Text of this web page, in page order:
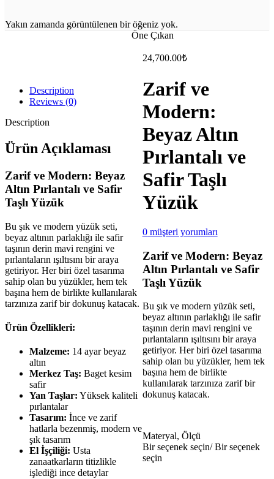
Yakın zamanda görüntülenen bir öğeniz yok.
Öne Çıkan
24,700.00₺
Zarif ve
Modern:
Beyaz Altın
Pırlantalı ve
Safir Taşlı
Yüzük
0müşteri yorumları
Zarif ve Modern: Beyaz
Altın Pırlantalı ve Safir
Taşlı Yüzük
Bu şık ve modern yüzük seti,
beyaz altının parlaklığı ile safir
taşının derin mavi rengini ve
pırlantaların ışıltısını bir araya
getiriyor. Her biri özel tasarıma
sahip olan bu yüzükler, hem tek
başına hem de birlikte
kullanılarak tarzınıza zarif bir
dokunuş katacak.
Materyal, Ölçü
Bir seçenek seçin/ Bir seçenek
seçin
Description
Reviews (0)
Description
Ürün Açıklaması
Zarif ve Modern: Beyaz
Altın Pırlantalı ve Safir
Taşlı Yüzük
Bu şık ve modern yüzük seti,
beyaz altının parlaklığı ile safir
taşının derin mavi rengini ve
pırlantaların ışıltısını bir araya
getiriyor. Her biri özel tasarıma
sahip olan bu yüzükler, hem tek
başına hem de birlikte kullanılarak
tarzınıza zarif bir dokunuş katacak.
Ürün Özellikleri:
Malzeme: 14 ayar beyaz
altın
Merkez Taş: Baget kesim
safir
Yan Taşlar: Yüksek kaliteli
pırlantalar
Tasarım: İnce ve zarif
hatlarla bezenmiş, modern ve
şık tasarım
El İşçiliği: Usta
zanaatkarların titizlikle
işlediği ince detaylar